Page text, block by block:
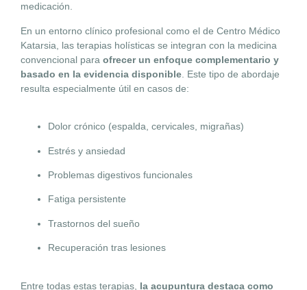
medicación.
En un entorno clínico profesional como el de Centro Médico
Katarsia, las terapias holísticas se integran con la medicina
convencional para ofrecer un enfoque complementario y
basado en la evidencia disponible . Este tipo de abordaje
resulta especialmente útil en casos de:
Dolor crónico (espalda, cervicales, migrañas)
Estrés y ansiedad
Problemas digestivos funcionales
Fatiga persistente
Trastornos del sueño
Recuperación tras lesiones
Entre todas estas terapias, la acupuntura destaca como